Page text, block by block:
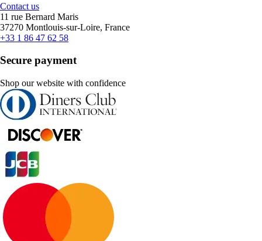
Contact us
11 rue Bernard Maris
37270 Montlouis-sur-Loire, France
+33 1 86 47 62 58
Secure payment
Shop our website with confidence